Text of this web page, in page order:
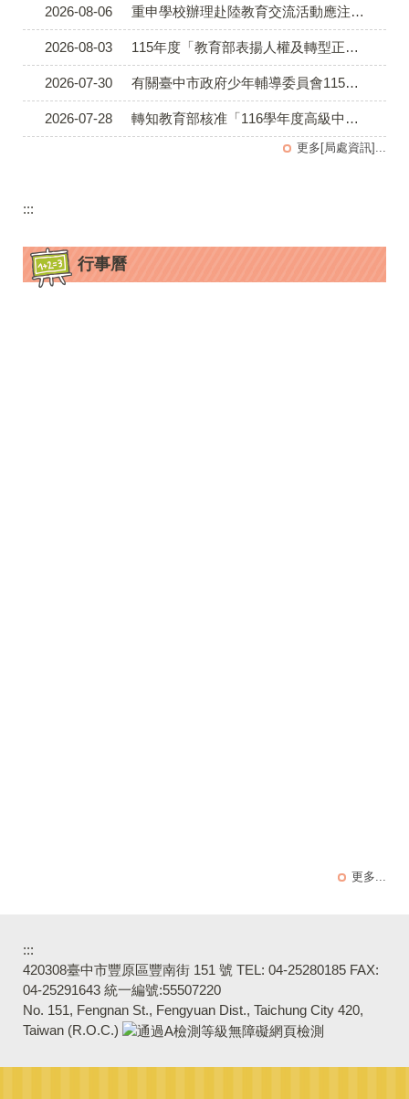
2026-08-06 重申學校辦理赴陸教育交流活動應注意事項及落實填報登錄平臺事宜
2026-08-03 115年度「教育部表揚人權及轉型正義教育推展貢獻獎」
2026-07-30 有關臺中市政府少年輔導委員會115年「當我們串在一起， Don't 毒 it」反毒主題系列活動，請貴局（單位）惠予協助宣傳符合資格者踴躍報名參加並轉知所屬，請查照。
2026-07-28 轉知教育部核准「116學年度高級中等學校藝術才能班特色招生甄選入學國中教育會考錄取門檻調整申請通過學校一覽表。
更多[局處資訊]...
:::
行事曆
更多...
:::
420308臺中市豐原區豐南街 151 號 TEL: 04-25280185 FAX:
04-25291643 統一編號:55507220
No. 151, Fengnan St., Fengyuan Dist., Taichung City 420,
Taiwan (R.O.C.)